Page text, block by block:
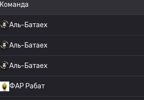
Команда
Аль-Батаех
Аль-Батаех
Аль-Батаех
ФАР Рабат